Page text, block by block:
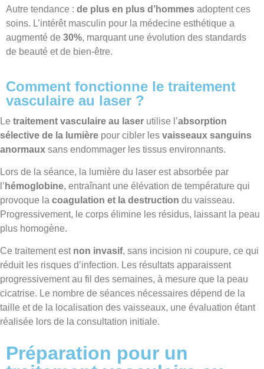
Autre tendance : de plus en plus d’hommes adoptent ces
soins. L’intérêt masculin pour la médecine esthétique a
augmenté de 30%, marquant une évolution des standards
de beauté et de bien-être.
Comment fonctionne le traitement
vasculaire au laser ?
Le traitement vasculaire au laser utilise l’absorption
sélective de la lumière pour cibler les vaisseaux sanguins
anormaux sans endommager les tissus environnants.
Lors de la séance, la lumière du laser est absorbée par
l’ hémoglobine, entraînant une élévation de température qui
provoque la coagulation et la destruction du vaisseau.
Progressivement, le corps élimine les résidus, laissant la peau
plus homogène.
Ce traitement est non invasif, sans incision ni coupure, ce qui
réduit les risques d’infection. Les résultats apparaissent
progressivement au fil des semaines, à mesure que la peau
cicatrise. Le nombre de séances nécessaires dépend de la
taille et de la localisation des vaisseaux, une évaluation étant
réalisée lors de la consultation initiale.
Préparation pour un